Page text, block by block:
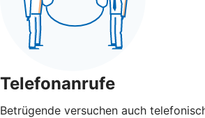
Telefonanrufe
Betrügende versuchen auch